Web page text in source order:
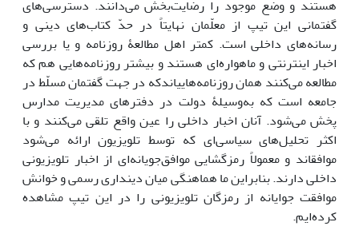
هستند و وضع موجود را رضایت‌بخش می‌دانند. دسترسی‌های
گفتمانی این تیپ از معلّمان نهایتاً در حدّ کتاب‌های دینی و
رسانه‌های داخلی است. کمتر اهل مطالعۀ‌ روزنامه و یا بررسی
اخبار اینترنتی و ماهواره‌ای هستند و بیشتر روزنامه‌هایی هم که
مطالعه می‌کنند همان روزنامه‌هایی‎اندکه در جهت گفتمان مسلّط در
جامعه است که به‌وسیلۀ دولت در دفترهای مدیریت مدارس
پخش می‌شود. آنان اخبار داخلی را عین واقع تلقی می‌کنند و با
اکثر تحلیل‌های سیاسی‌ای که توسط تلویزیون ارائه می‌شود
موافق‎اند و معمولاً رمزگشایی موافق‌جویانه‌ای از اخبار تلویزیونی
داخلی دارند. بنابراین ما هماهنگی میان دین‏داری رسمی و خوانش
موافقت جوایانه از رمزگان تلویزیونی را در این تیپ مشاهده
کرده‌ایم.